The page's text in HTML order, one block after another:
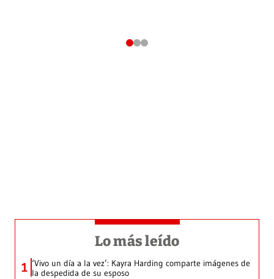
Lo más leído
1 ‘Vivo un día a la vez’: Kayra Harding comparte imágenes de
la despedida de su esposo